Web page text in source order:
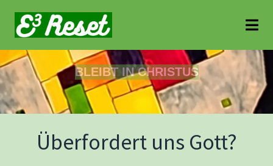
BLEIBT IN CHRISTUS
Überfordert uns Gott?